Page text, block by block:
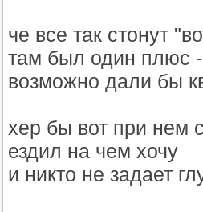
че все так стонут
там был один плюс -
возможно дали бы
хер бы вот при нем
ездил на чем хочу
и никто не задает